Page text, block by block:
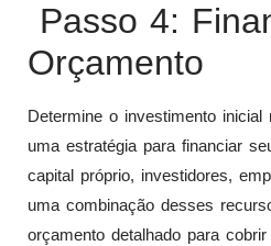
Passo 4:
Orçamento
Determine o investimento
uma estratégia para financiar
capital próprio, investidores,
uma combinação desses
orçamento detalhado para